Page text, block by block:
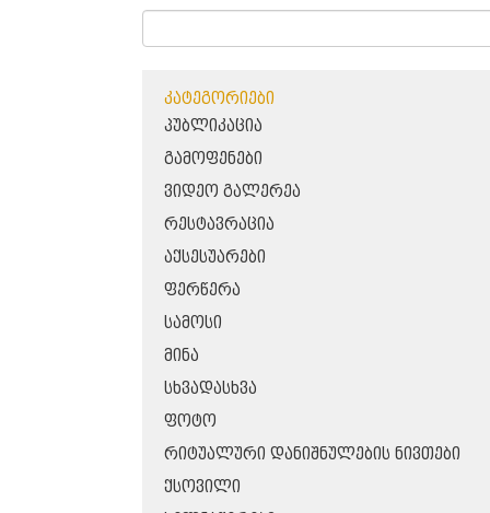
ᲙᲐᲢᲔᲒᲝᲠᲘᲔᲑᲘ
ᲞᲣᲑᲚᲘᲙᲐᲪᲘᲐ
ᲒᲐᲛᲝᲤᲔᲜᲔᲑᲘ
ᲕᲘᲓᲔᲝ ᲒᲐᲚᲔᲠᲔᲐ
ᲠᲔᲡᲢᲐᲕᲠᲐᲪᲘᲐ
ᲐᲥᲡᲔᲡᲣᲐᲠᲔᲑᲘ
ᲤᲔᲠᲬᲔᲠᲐ
ᲡᲐᲛᲝᲡᲘ
ᲛᲘᲜᲐ
ᲡᲮᲕᲐᲓᲐᲡᲮᲕᲐ
ᲤᲝᲢᲝ
ᲠᲘᲢᲣᲐᲚᲣᲠᲘ ᲓᲐᲜᲘᲨᲜᲣᲚᲔᲑᲘᲡ ᲜᲘᲕᲗᲔᲑᲘ
ᲥᲡᲝᲕᲘᲚᲘ